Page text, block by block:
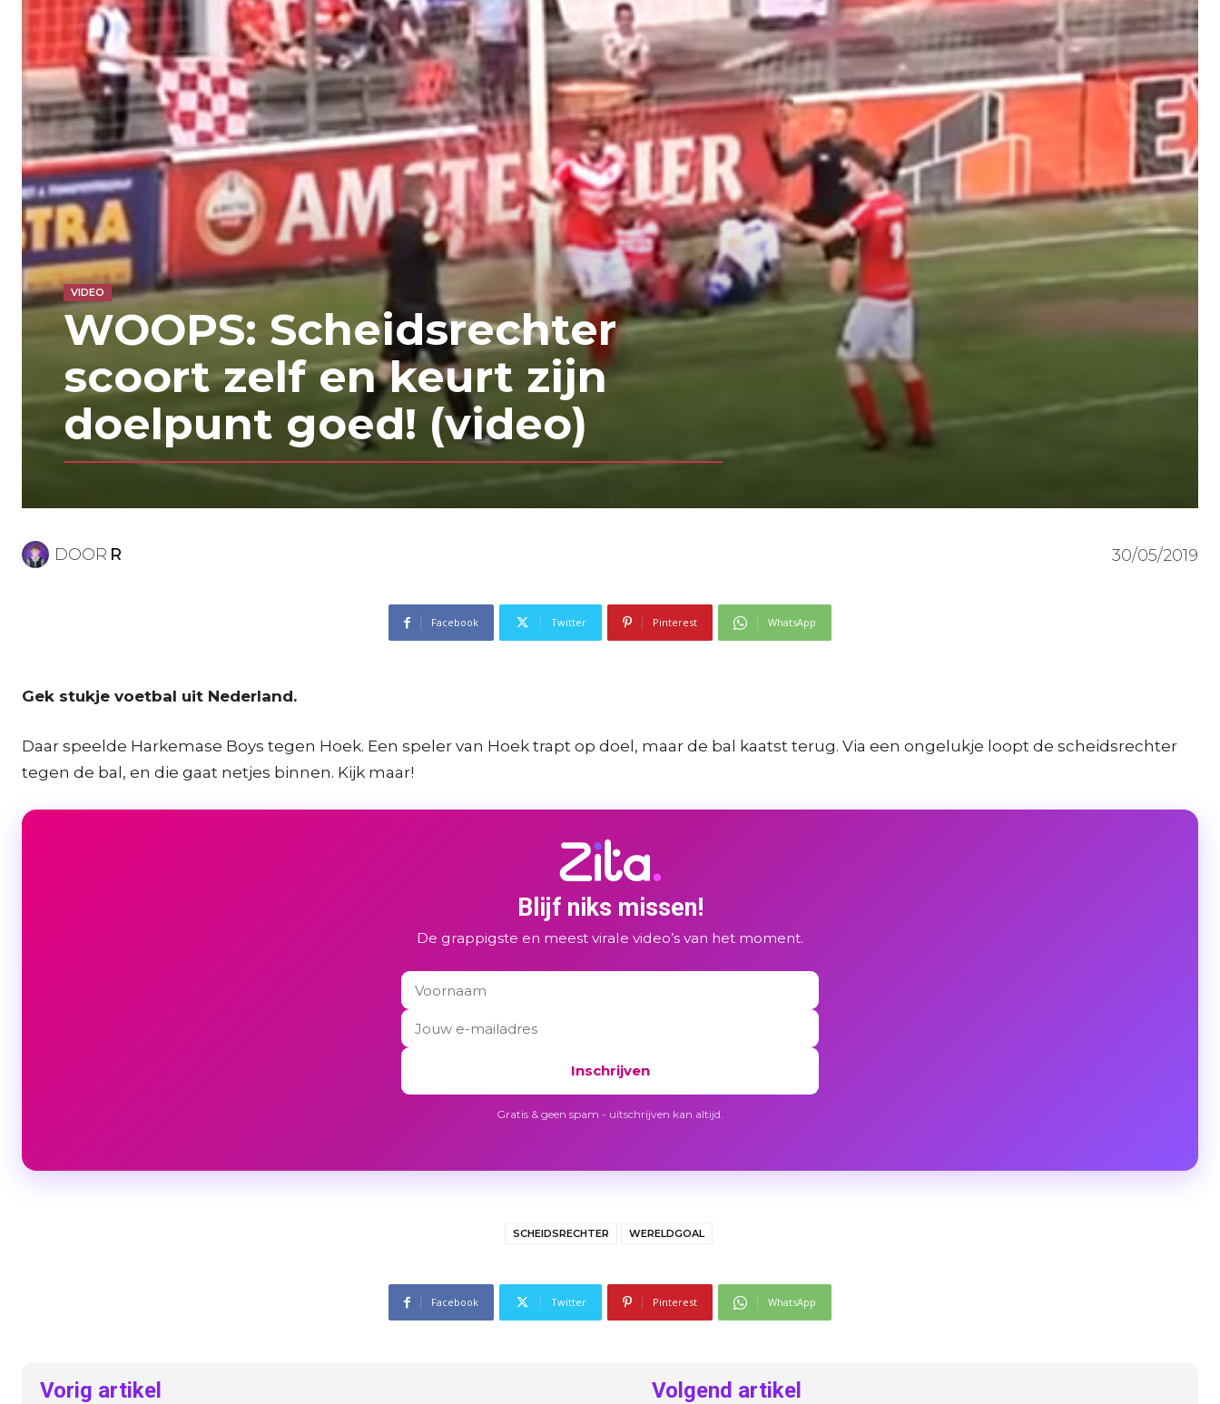
VIDEO
WOOPS: Scheidsrechter
scoort zelf en keurt zijn
doelpunt goed! (video)
DOOR R 30/05/2019
Facebook Twitter Pinterest WhatsApp
Gek stukje voetbal uit Nederland.
Daar speelde Harkemase Boys tegen Hoek. Een speler van Hoek trapt op doel, maar de bal kaatst terug. Via een ongelukje loopt de scheidsrechter
tegen de bal, en die gaat netjes binnen. Kijk maar!
Blijf niks missen!
De grappigste en meest virale video’s van het moment.
Inschrijven
Gratis & geen spam - uitschrijven kan altijd.
SCHEIDSRECHTER WERELDGOAL
Facebook Twitter Pinterest WhatsApp
Vorig artikel Volgend artikel